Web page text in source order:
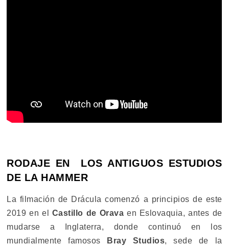
RODAJE EN LOS ANTIGUOS ESTUDIOS
DE LA HAMMER
La filmación de Drácula comenzó a principios de este
2019 en el
Castillo de Orava en Eslovaquia, antes de
mudarse a Inglaterra, donde continuó en los
mundialmente famosos
Bray Studios, sede de la